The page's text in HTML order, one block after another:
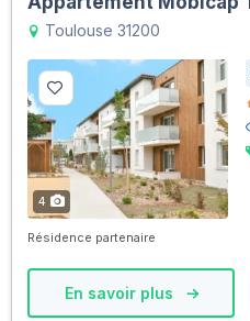
Toulouse 31200
4
Résidence partenaire
En savoir plus